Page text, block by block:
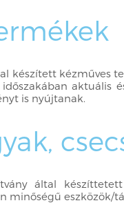
készített kézműves
aktuális
is nyújtanak.
által
minőségű eszközök/